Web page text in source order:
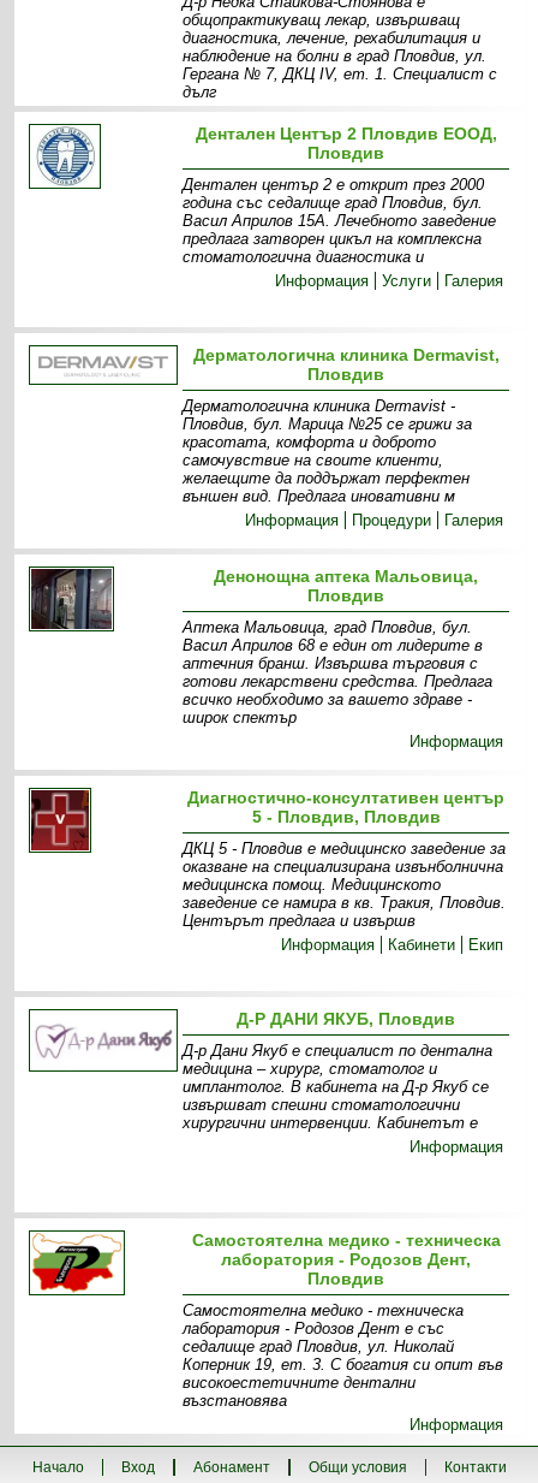
общопрактикуващ лекар, извършващ
диагностика, лечение, рехабилитация и
наблюдение на болни в град Пловдив, ул.
Гергана № 7, ДКЦ ІV, ет. 1. Специалист с
дълг
Дентален Център 2 Пловдив ЕООД,
Пловдив
Дентален център 2 е открит през 2000
година със седалище град Пловдив, бул.
Васил Априлов 15А. Лечебното заведение
предлага затворен цикъл на комплексна
стоматологична диагностика и
Информация
Услуги Галерия
Дерматологична клиника Dermavist,
Пловдив
Дерматологична клиника Dermavist -
Пловдив, бул. Марица №25 се грижи за
красотата, комфорта и доброто
самочувствие на своите клиенти,
желаещите да поддържат перфектен
външен вид. Предлага иновативни м
Информация
Процедури Галерия
Денонощна аптека Мальовица,
Пловдив
Аптека Мальовица, град Пловдив, бул.
Васил Априлов 68 е един от лидерите в
аптечния бранш. Извършва търговия с
готови лекарствени средства. Предлага
всичко необходимо за вашето здраве -
широк спектър
Информация
Диагностично-консултативен център
5 - Пловдив, Пловдив
ДКЦ 5 - Пловдив е медицинско заведение за
оказване на специализирана извънболнична
медицинска помощ. Медицинското
заведение се намира в кв. Тракия, Пловдив.
Центърът предлага и извършв
Информация
Кабинети Екип
Д-Р ДАНИ ЯКУБ, Пловдив
Д-р Дани Якуб е специалист по дентална
медицина – хирург, стоматолог и
имплантолог. В кабинета на Д-р Якуб се
извършват спешни стоматологични
хирургични интервенции. Кабинетът е
Информация
Самостоятелна медико - техническа
лаборатория - Родозов Дент,
Пловдив
Самостоятелна медико - техническа
лаборатория - Родозов Дент е със
седалище град Пловдив, ул. Николай
Коперник 19, ет. 3. С богатия си опит във
високоестетичните дентални
възстановява
Информация
Начало Вход Абонамент Общи условия Контакти